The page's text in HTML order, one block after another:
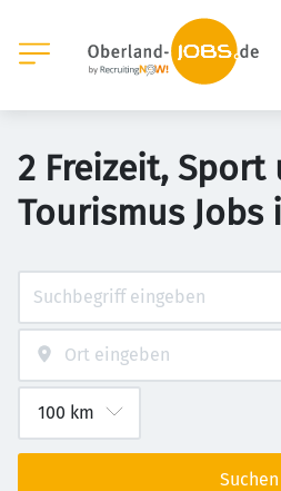
2 Freizeit, Sport
Tourismus Jobs
Suchen